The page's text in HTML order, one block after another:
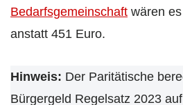
Bedarfsgemeinschaft wären
anstatt 451 Euro.
Hinweis: Der Paritätische
Bürgergeld Regelsatz 2023 auf